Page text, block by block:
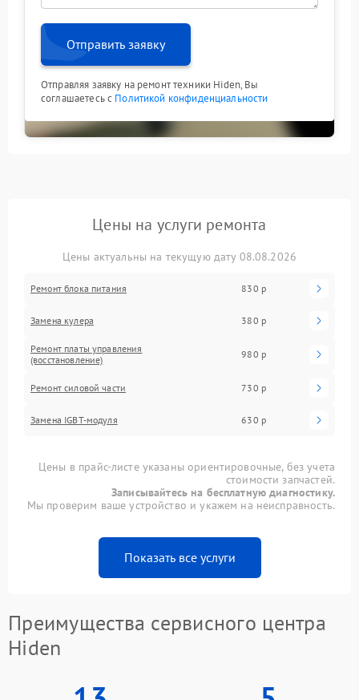
Отправить заявку
Отправляя заявку на ремонт техники Hiden, Вы
соглашаетесь с Политикой конфиденциальности
Цены на услуги ремонта
Цены актуальны на текущую дату 08.08.2026
Ремонт блока питания 830 р
Замена кулера 380 р
Ремонт платы управления
(восстановление)
980 р
Ремонт силовой части 730 р
Замена IGBT-модуля 630 р
Цены в прайс-листе указаны ориентировочные, без учета
стоимости запчастей.
Записывайтесь на бесплатную диагностику.
Мы проверим ваше устройство и укажем на неисправность.
Показать все услуги
Преимущества сервисного центра
Hiden